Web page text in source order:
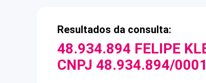
Resultados da consulta:
48.934.894 FELIPE
CNPJ 48.934.894/